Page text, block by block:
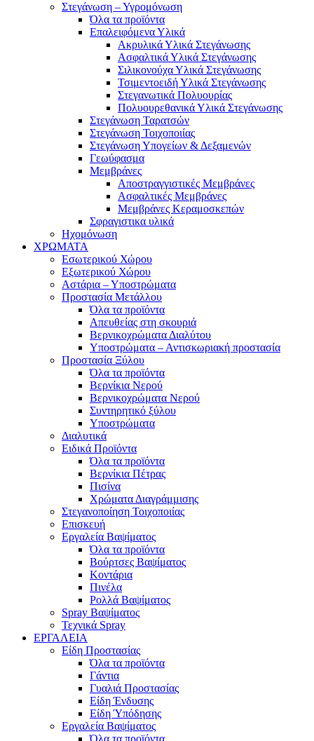
Στεγάνωση – Υγρομόνωση
Όλα τα προϊόντα
Επαλειφόμενα Υλικά
Ακρυλικά Υλικά Στεγάνωσης
Ασφαλτικά Υλικά Στεγάνωσης
Σιλικονούχα Υλικά Στεγάνωσης
Τσιμεντοειδή Υλικά Στεγάνωσης
Στεγανωτικά Πολυουρίας
Πολυουρεθανικά Υλικά Στεγάνωσης
Στεγάνωση Ταρατσών
Στεγάνωση Τοιχοποιίας
Στεγάνωση Υπογείων & Δεξαμενών
Γεωύφασμα
Μεμβράνες
Αποστραγγιστικές Μεμβράνες
Ασφαλτικές Μεμβράνες
Μεμβράνες Κεραμοσκεπών
Σφραγιστικα υλικά
Ηχομόνωση
ΧΡΩΜΑΤΑ
Εσωτερικού Χώρου
Εξωτερικού Χώρου
Αστάρια – Υποστρώματα
Προστασία Μετάλλου
Όλα τα προϊόντα
Απευθείας στη σκουριά
Βερνικοχρώματα Διαλύτου
Υποστρώματα – Αντισκωριακή προστασία
Προστασία Ξύλου
Όλα τα προϊόντα
Βερνίκια Νερού
Βερνικοχρώματα Νερού
Συντηρητικό ξύλου
Υποστρώματα
Διαλυτικά
Ειδικά Προϊόντα
Όλα τα προϊόντα
Βερνίκια Πέτρας
Πισίνα
Χρώματα Διαγράμμισης
Στεγανοποίηση Τοιχοποιίας
Επισκευή
Εργαλεία Βαψίματος
Όλα τα προϊόντα
Βούρτσες Βαψίματος
Κοντάρια
Πινέλα
Ρολλά Βαψίματος
Spray Βαψίματος
Τεχνικά Spray
ΕΡΓΑΛΕΙΑ
Είδη Προστασίας
Όλα τα προϊόντα
Γάντια
Γυαλιά Προστασίας
Είδη Ένδυσης
Είδη Ύπόδησης
Εργαλεία Βαψίματος
Όλα τα προϊόντα